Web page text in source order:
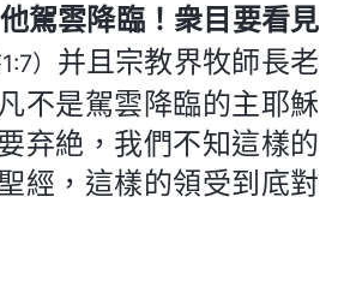
駕雲降臨！衆目要看見
） 并且宗教界牧師長老
不是駕雲降臨的主耶穌
弃絶，我們不知這樣的
經，這樣的領受到底對